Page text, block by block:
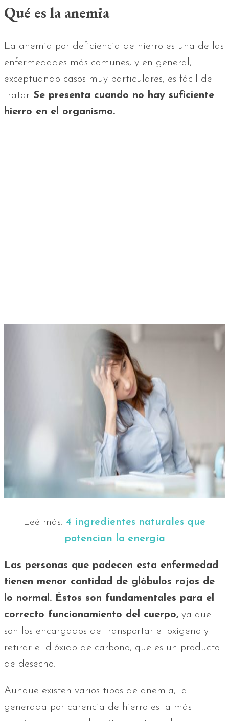
Qué es la anemia
La anemia por deficiencia de hierro es una de las
enfermedades más comunes, y en general,
exceptuando casos muy particulares, es fácil de
tratar. Se presenta cuando no hay suficiente
hierro en el organismo.
Leé más: 4 ingredientes naturales que
potencian la energía
Las personas que padecen esta enfermedad
tienen menor cantidad de glóbulos rojos de
lo normal. Éstos son fundamentales para el
correcto funcionamiento del cuerpo, ya que
son los encargados de transportar el oxígeno y
retirar el dióxido de carbono, que es un producto
de desecho.
Aunque existen varios tipos de anemia, la
generada por carencia de hierro es la más